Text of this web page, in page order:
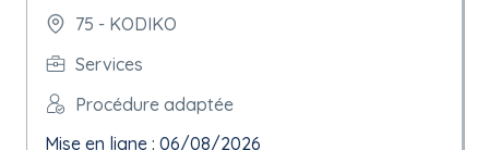
75 - KODIKO
Services
Procédure adaptée
Mise en ligne : 06/08/2026